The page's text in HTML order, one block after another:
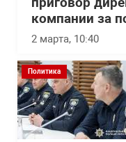
компании за
2 марта, 10:40
Политика